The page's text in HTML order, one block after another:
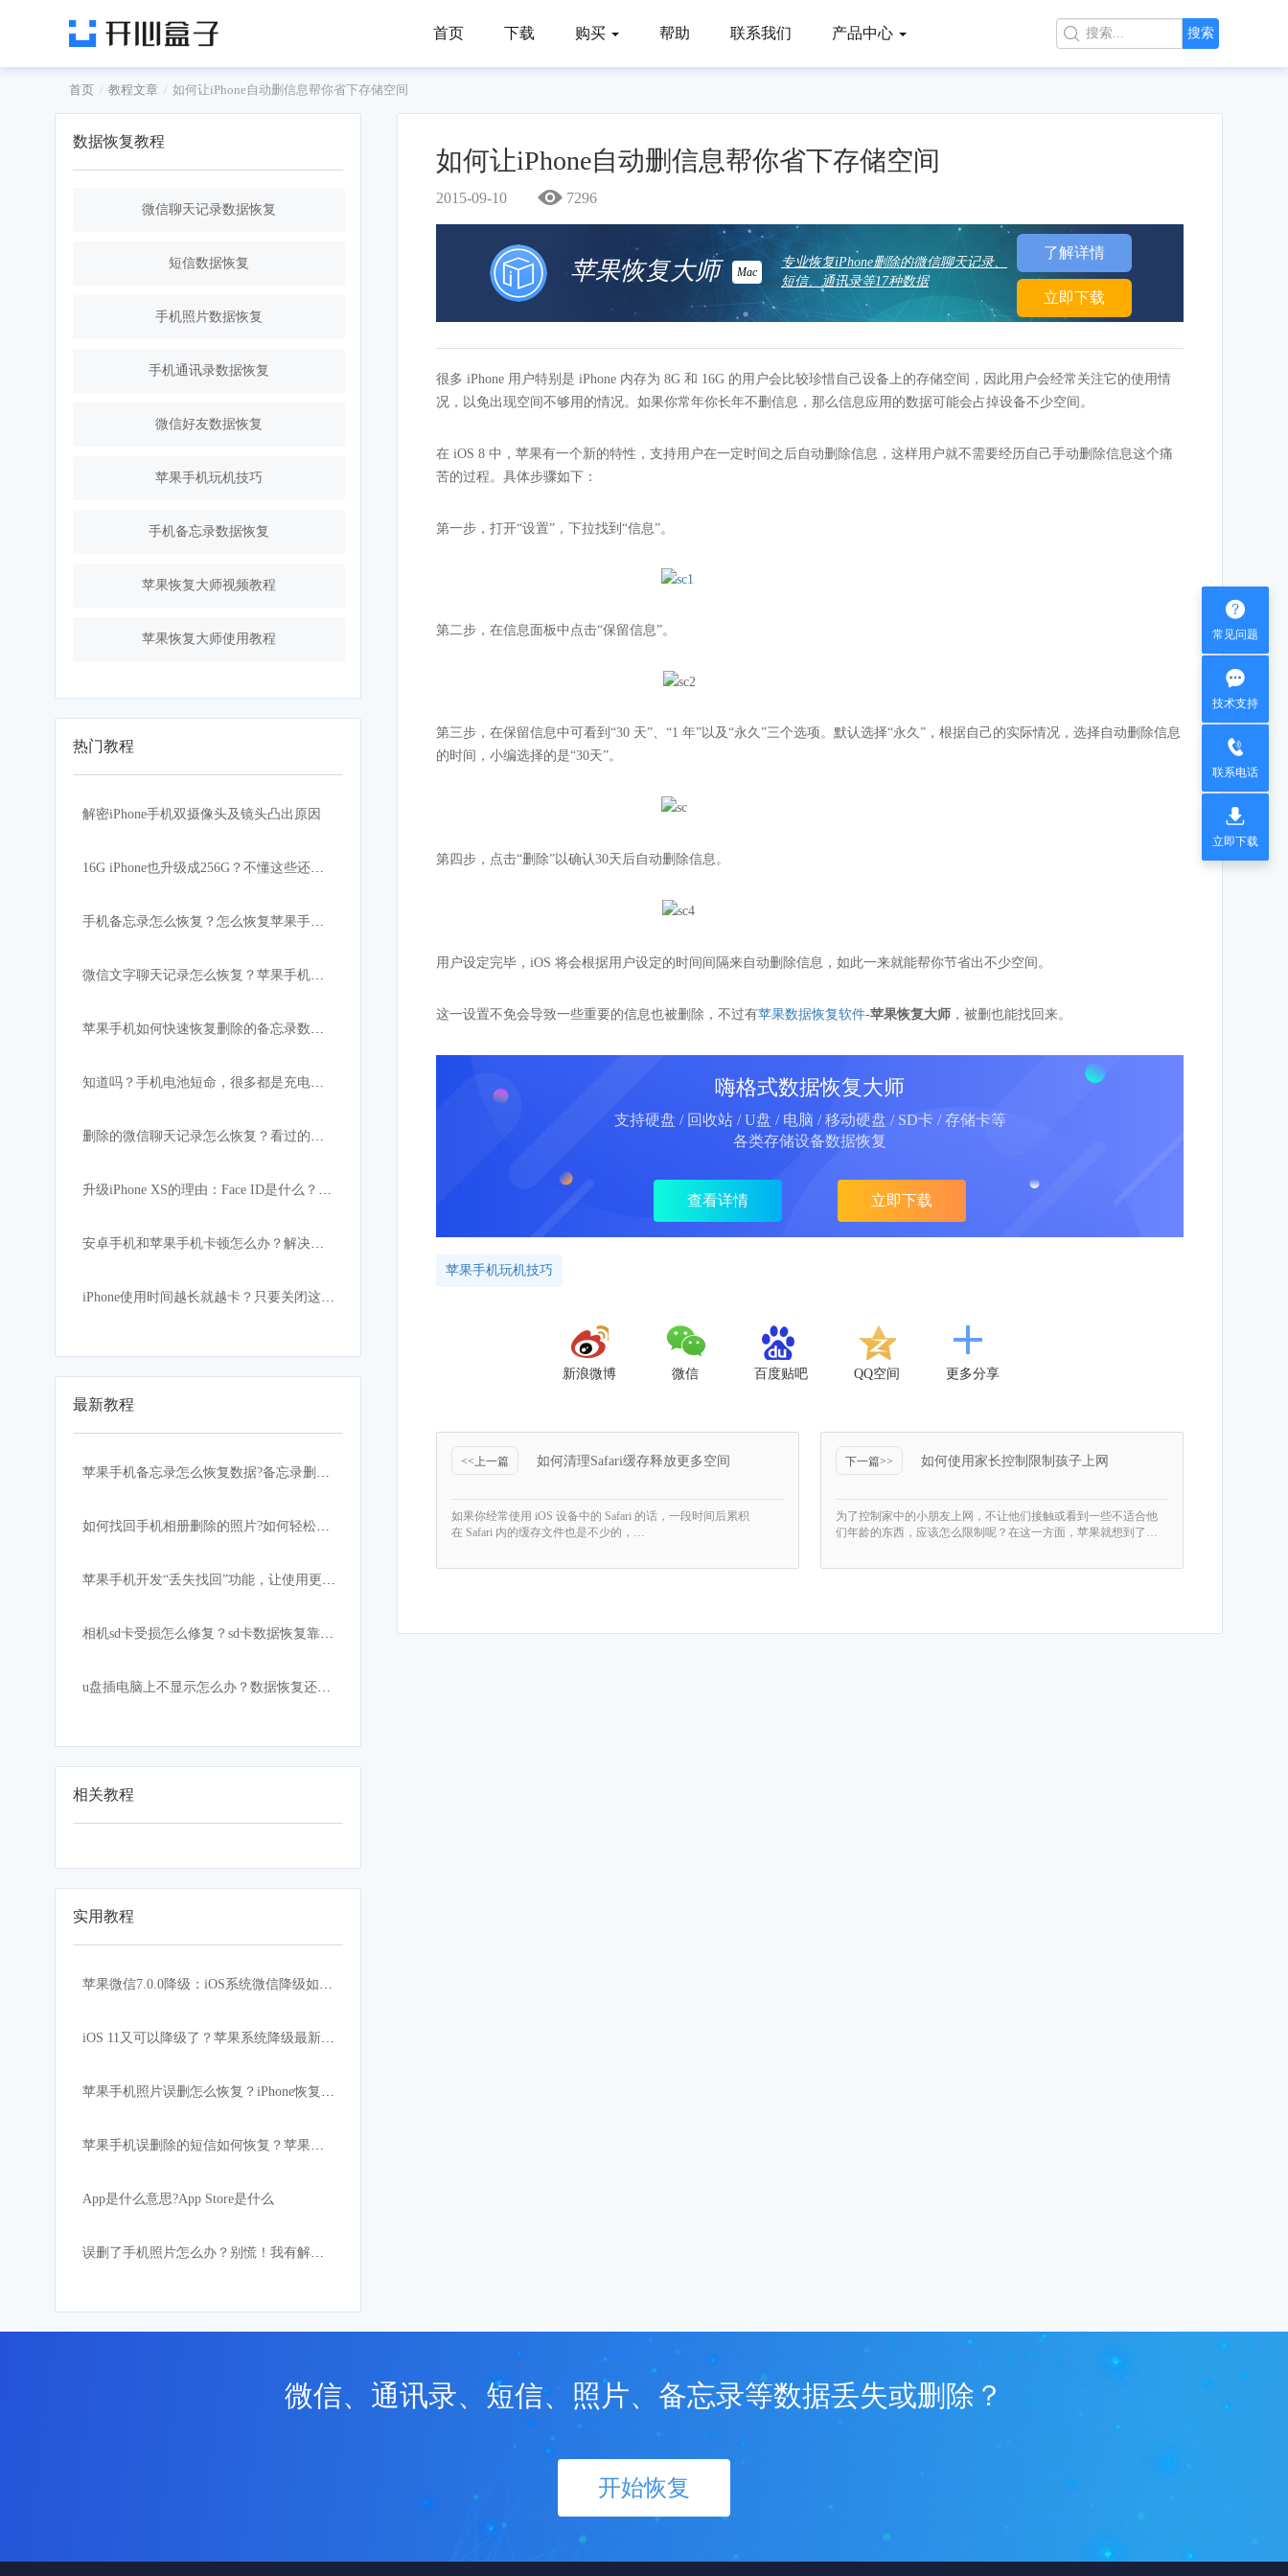
 搜索
首页 下载 购买 帮助 联系我们 产品中心
首页 教程文章 如何让iPhone自动删信息帮你省下存储空间
数据恢复教程
微信聊天记录数据恢复
短信数据恢复
手机照片数据恢复
手机通讯录数据恢复
微信好友数据恢复
苹果手机玩机技巧
手机备忘录数据恢复
苹果恢复大师视频教程
苹果恢复大师使用教程
热门教程
解密iPhone手机双摄像头及镜头凸出原因
16G iPhone也升级成256G？不懂这些还真的不行！
手机备忘录怎么恢复？怎么恢复苹果手机突然消失的备忘录内容
微信文字聊天记录怎么恢复？苹果手机微信数据恢复教程
苹果手机如何快速恢复删除的备忘录数据:iPhone必备
知道吗？手机电池短命，很多都是充电宝惹的祸！
删除的微信聊天记录怎么恢复？看过的都找回了
升级iPhone XS的理由：Face ID是什么？解锁速度比上代快
安卓手机和苹果手机卡顿怎么办？解决手机卡顿小妙招
iPhone使用时间越长就越卡？只要关闭这设置，手机立马如获重生
最新教程
苹果手机备忘录怎么恢复数据?备忘录删除怎么恢复？
如何找回手机相册删除的照片?如何轻松快速恢复？
苹果手机开发“丢失找回”功能，让使用更加安心！
相机sd卡受损怎么修复？sd卡数据恢复靠这招
u盘插电脑上不显示怎么办？数据恢复还有希望吗
相关教程
实用教程
苹果微信7.0.0降级：iOS系统微信降级如何恢复原来微信聊天记录
iOS 11又可以降级了？苹果系统降级最新消息
苹果手机照片误删怎么恢复？iPhone恢复误删【最近删除】照片
苹果手机误删除的短信如何恢复？苹果恢复大师大揭秘
App是什么意思?App Store是什么
误删了手机照片怎么办？别慌！我有解决方法
如何让iPhone自动删信息帮你省下存储空间
2015-09-10 7296
苹果恢复大师 Mac
专业恢复iPhone删除的微信聊天记录、
短信、通讯录等17种数据
了解详情
立即下载
很多 iPhone 用户特别是 iPhone 内存为 8G 和 16G 的用户会比较珍惜自己设备上的存储空间，因此用户会经常关注它的使用情
况，以免出现空间不够用的情况。如果你常年你长年不删信息，那么信息应用的数据可能会占掉设备不少空间。
在 iOS 8 中，苹果有一个新的特性，支持用户在一定时间之后自动删除信息，这样用户就不需要经历自己手动删除信息这个痛
苦的过程。具体步骤如下：
第一步，打开“设置”，下拉找到“信息”。
第二步，在信息面板中点击“保留信息”。
第三步，在保留信息中可看到“30 天”、“1 年”以及“永久”三个选项。默认选择“永久”，根据自己的实际情况，选择自动删除信息
的时间，小编选择的是“30天”。
第四步，点击“删除”以确认30天后自动删除信息。
用户设定完毕，iOS 将会根据用户设定的时间间隔来自动删除信息，如此一来就能帮你节省出不少空间。
这一设置不免会导致一些重要的信息也被删除，不过有苹果数据恢复软件-苹果恢复大师 ，被删也能找回来。
嗨格式数据恢复大师
支持硬盘 / 回收站 / U盘 / 电脑 / 移动硬盘 / SD卡 / 存储卡等
各类存储设备数据恢复
查看详情 立即下载
苹果手机玩机技巧
新浪微博 微信 百度贴吧 QQ空间 更多分享
<<上一篇 如何清理Safari缓存释放更多空间
如果你经常使用 iOS 设备中的 Safari 的话，一段时间后累积
在 Safari 内的缓存文件也是不少的，…
下一篇>> 如何使用家长控制限制孩子上网
为了控制家中的小朋友上网，不让他们接触或看到一些不适合他
们年龄的东西，应该怎么限制呢？在这一方面，苹果就想到了…
微信、通讯录、短信、照片、备忘录等数据丢失或删除？
开始恢复

常见问题

技术支持

联系电话

立即下载